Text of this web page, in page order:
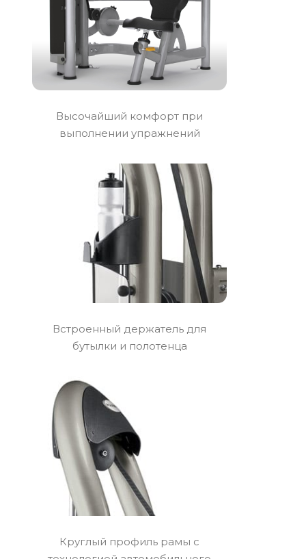
Высочайший комфорт при
выполнении упражнений
Встроенный держатель для
бутылки и полотенца
Круглый профиль рамы с